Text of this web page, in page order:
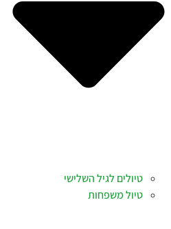
טיולים לגיל השלישי
טיול משפחות